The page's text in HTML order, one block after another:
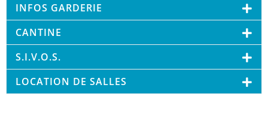
INFOS GARDERIE
CANTINE
S.I.V.O.S.
LOCATION DE SALLES